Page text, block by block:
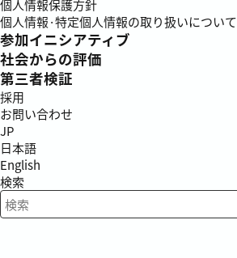
個人情報保護方針
個人情報·特定個人情報の取り扱いについて
参加イニシアティブ
社会からの評価
第三者検証
採用
お問い合わせ
JP
日本語
English
検索
検索キーワード入力